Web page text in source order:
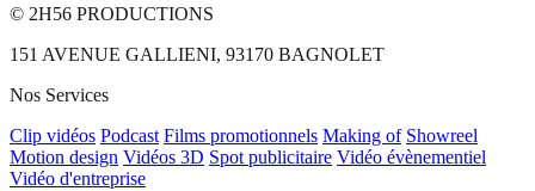
© 2H56 PRODUCTIONS
151 AVENUE GALLIENI, 93170 BAGNOLET
Nos Services
Clip vidéos Podcast Films promotionnels Making of Showreel
Motion design Vidéos 3D Spot publicitaire Vidéo évènementiel
Vidéo d'entreprise